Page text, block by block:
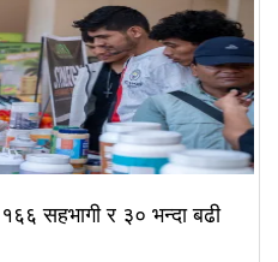
सहभागी र ३० भन्दा बढी